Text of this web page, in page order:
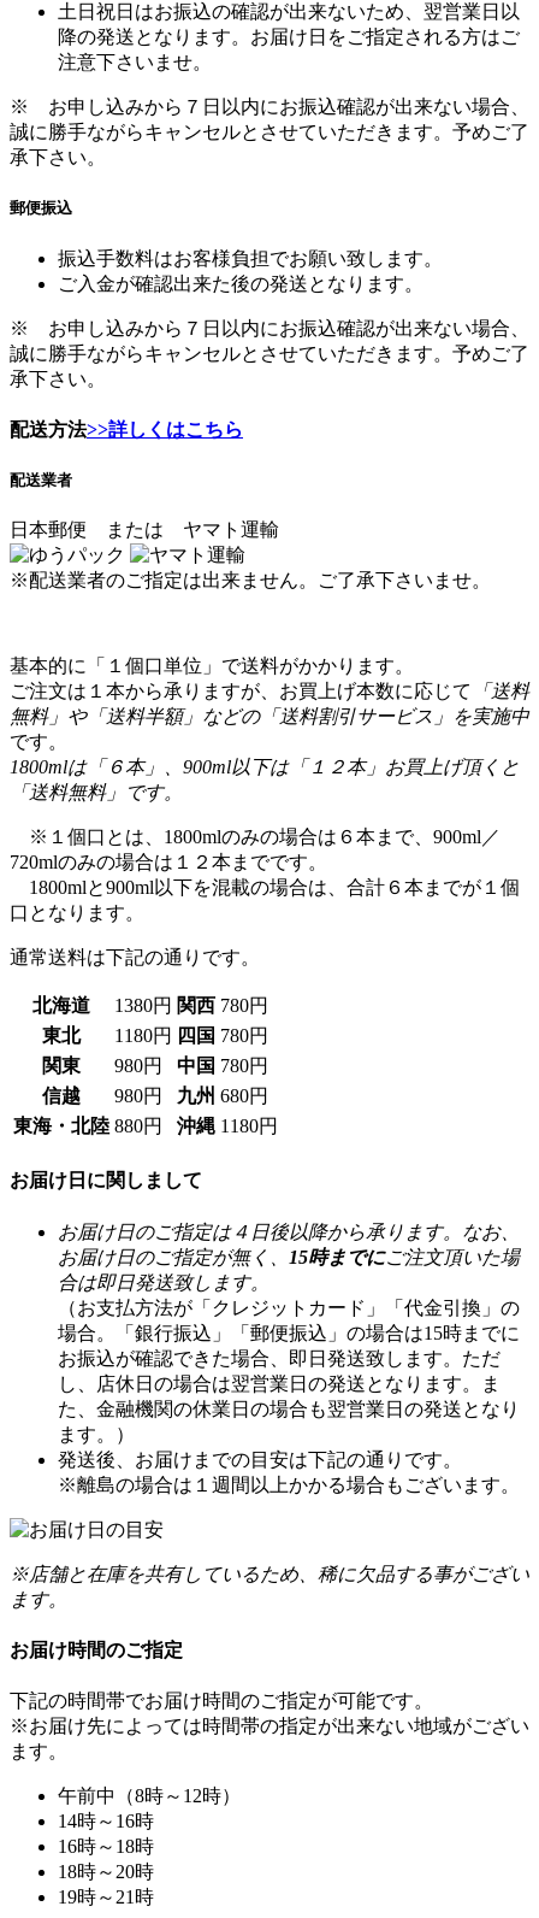
土日祝日はお振込の確認が出来ないため、翌営業日以
降の発送となります。お届け日をご指定される方はご
注意下さいませ。
※ お申し込みから７日以内にお振込確認が出来ない場合、
誠に勝手ながらキャンセルとさせていただきます。予めご了
承下さい。
郵便振込
振込手数料はお客様負担でお願い致します。
ご入金が確認出来た後の発送となります。
※ お申し込みから７日以内にお振込確認が出来ない場合、
誠に勝手ながらキャンセルとさせていただきます。予めご了
承下さい。
配送方法>>詳しくはこちら
配送業者
日本郵便 または ヤマト運輸
※配送業者のご指定は出来ません。ご了承下さいませ。
基本的に「１個口単位」で送料がかかります。
ご注文は１本から承りますが、お買上げ本数に応じて
「送料
無料」や「送料半額」などの「送料割引サービス」を実施中
です。
1800mlは「６本」、900ml以下は「１２本」お買上げ頂くと
「送料無料」です。
※１個口とは、1800mlのみの場合は６本まで、900ml／
720mlのみの場合は１２本までです。
1800mlと900ml以下を混載の場合は、合計６本までが１個
口となります。
通常送料は下記の通りです。
北海道 1380円 関西 780円
東北
1180円 四国 780円
関東
980円 中国 780円
信越
980円 九州 680円
東海・北陸 880円 沖縄 1180円
お届け日に関しまして
お届け日のご指定は４日後以降から承ります。なお、
お届け日のご指定が無く、
15時までにご注文頂いた場
合は即日発送致します。
（お支払方法が「クレジットカード」「代金引換」の
場合。「銀行振込」「郵便振込」の場合は15時までに
お振込が確認できた場合、即日発送致します。ただ
し、店休日の場合は翌営業日の発送となります。ま
た、金融機関の休業日の場合も翌営業日の発送となり
ます。）
発送後、お届けまでの目安は下記の通りです。
※離島の場合は１週間以上かかる場合もございます。
※店舗と在庫を共有しているため、稀に欠品する事がござい
ます。
お届け時間のご指定
下記の時間帯でお届け時間のご指定が可能です。
※お届け先によっては時間帯の指定が出来ない地域がござい
ます。
午前中（8時～12時）
14時～16時
16時～18時
18時～20時
19時～21時